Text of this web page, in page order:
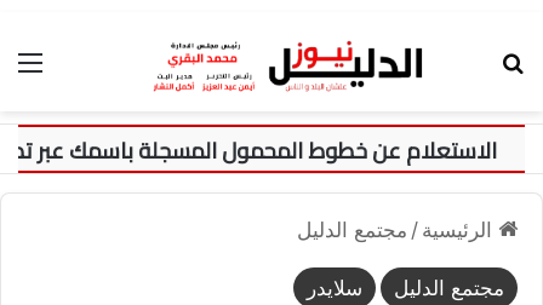
الرئيسية / مجتمع الدليل
مجتمع الدليل سلايدر